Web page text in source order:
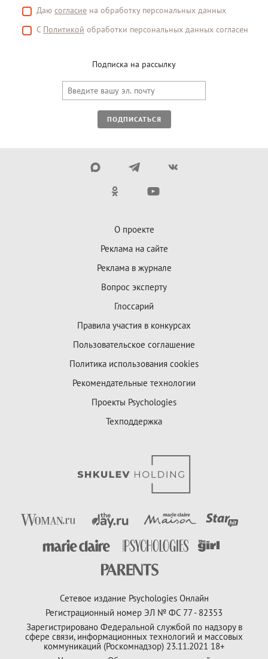
Даю согласие на обработку персональных данных
С Политикой обработки персональных данных согласен
Подписка на рассылку
ПОДПИСАТЬСЯ
О проекте
Реклама на сайте
Реклама в журнале
Вопрос эксперту
Глоссарий
Правила участия в конкурсах
Пользовательское соглашение
Политика использования cookies
Рекомендательные технологии
Проекты Psychologies
Техподдержка
Сетевое издание Psychologies Онлайн
Регистрационный номер ЭЛ № ФС 77 - 82353
Зарегистрировано Федеральной службой по надзору в
сфере связи, информационных технологий и массовых
коммуникаций (Роскомнадзор) 23.11.2021 18+